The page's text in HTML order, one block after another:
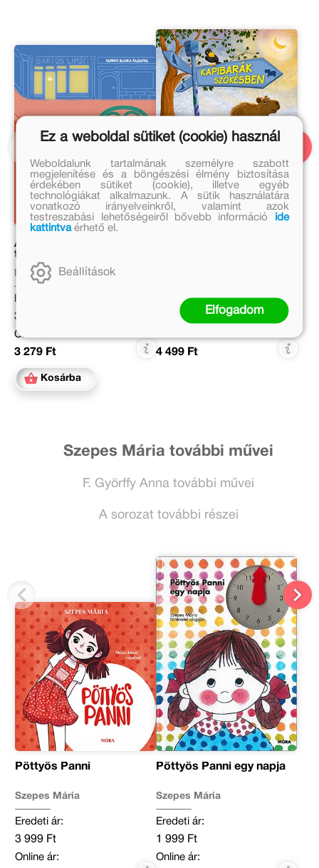
A lány, akivel mindig
történik valami –
Janikovszky Éva
Majoros Nóra
Eredeti ár:
3 999 Ft
Online ár:
3 279 Ft
Kosárba
Eredeti ár:
4 999 Ft
4 499 Ft
Szepes Mária további művei
F. Györffy Anna további művei
A sorozat további részei
Pöttyös Panni
Szepes Mária
Eredeti ár:
3 999 Ft
Online ár:
Pöttyös Panni egy napja
Szepes Mária
Eredeti ár:
1 999 Ft
Online ár:
Ez a weboldal sütiket (cookie) használ
Weboldalunk tartalmának személyre szabott
megjelenítése és a böngészési élmény biztosítása
érdekében sütiket (cookie), illetve egyéb
technológiákat alkalmazunk. A sütik használatára
vonatkozó irányelveinkről, valamint azok
testreszabási lehetőségeiről bővebb információ
ide
kattintvaérhető el.
Beállítások
Elfogadom